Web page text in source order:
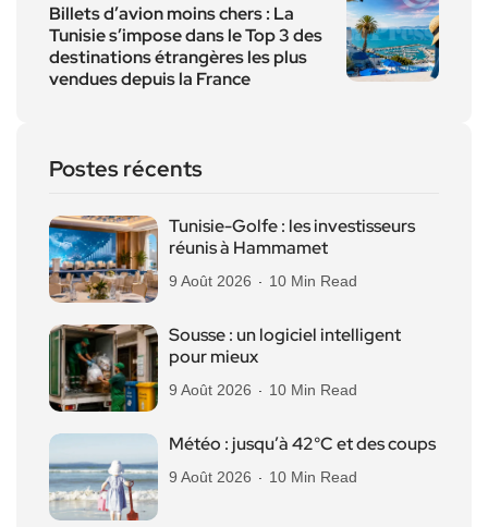
Billets d’avion moins chers : La
Tunisie s’impose dans le Top 3 des
destinations étrangères les plus
vendues depuis la France
Postes récents
Tunisie-Golfe : les investisseurs
réunis à Hammamet
9 Août 2026 10 Min Read
Sousse : un logiciel intelligent
pour mieux
9 Août 2026 10 Min Read
Météo : jusqu’à 42°C et des coups
9 Août 2026 10 Min Read